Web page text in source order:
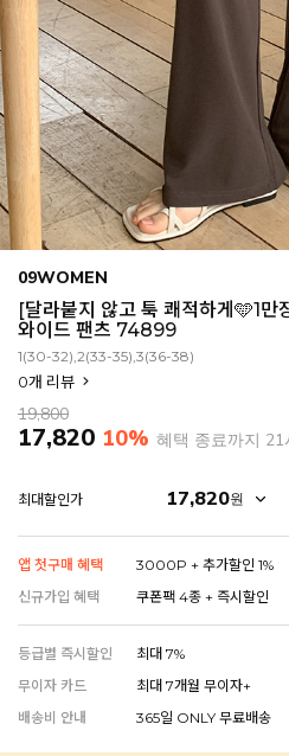
EVERY, SAY
인플루언서 PICK한 지금 꼭 필요한 장마룩!
09WOMEN
[달라붙지 않고 툭 쾌적하게🩵1만
와이드 팬츠 74899
1(30-32),2(33-35),3(36-38)
0개 리뷰
19,800
17,820 10% 혜택 종료까지 21
최대할인가 17,820원
앱 첫구매 혜택 3000P + 추가할인 1%
신규가입 혜택
쿠폰팩 4종 + 즉시할인
등급별 즉시할인
최대 7%
무이자 카드
최대 7개월 무이자+
배송비 안내
365일 ONLY 무료배송